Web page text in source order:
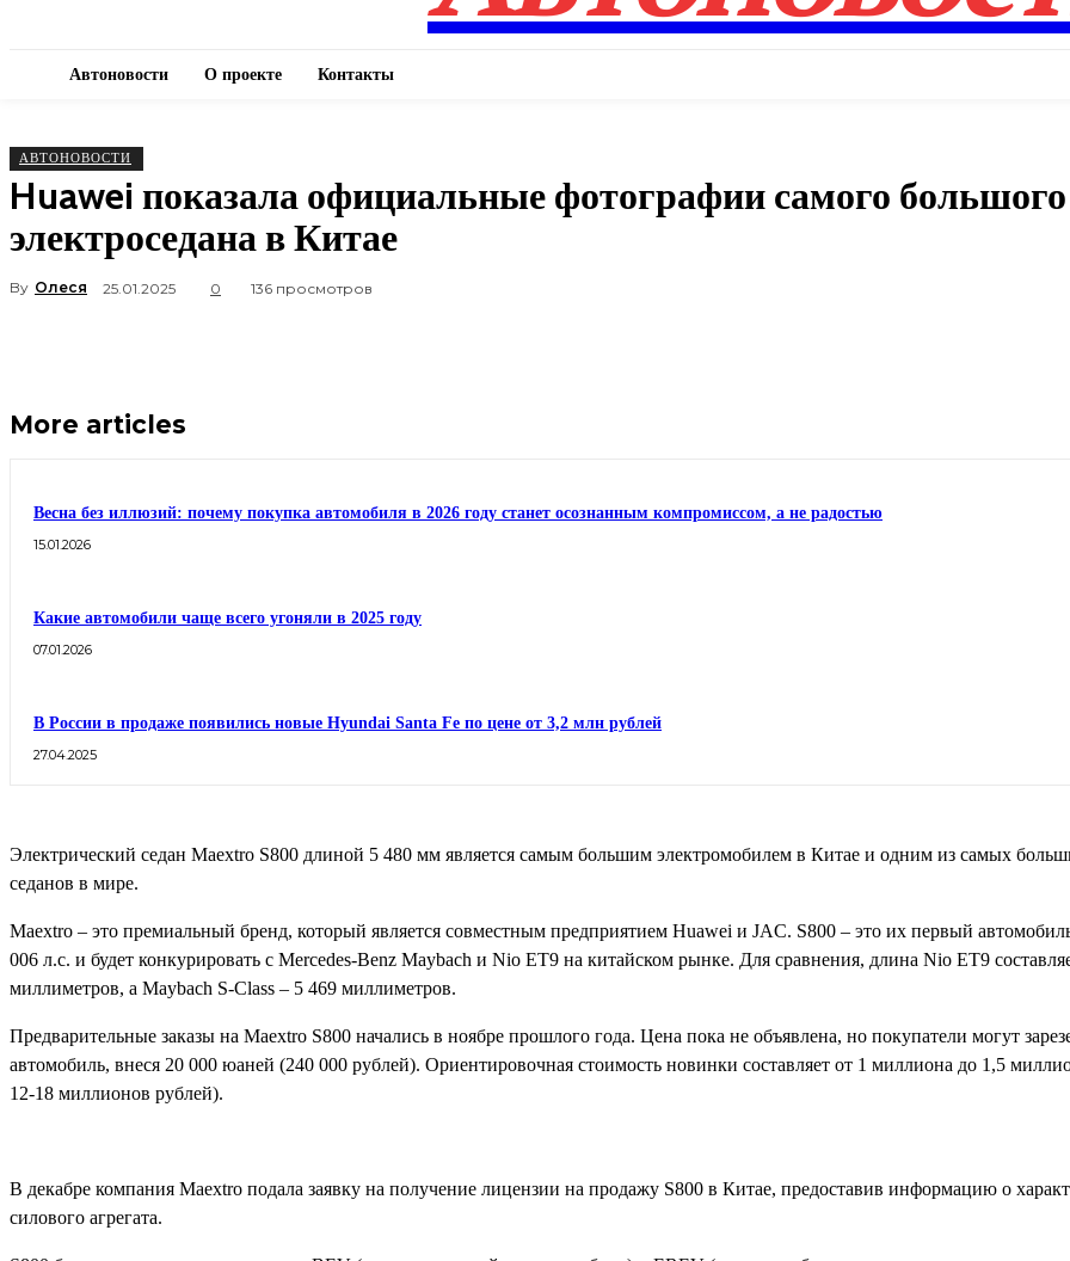
Автоновости О проекте Контакты
АВТОНОВОСТИ
Huawei показала официальные фотографии самого большого
электроседана в Китае
By Олеся 25.01.2025 0 136 просмотров
More articles
Весна без иллюзий: почему покупка автомобиля в 2026 году станет осознанным компромиссом, а не радостью
15.01.2026
Какие автомобили чаще всего угоняли в 2025 году
07.01.2026
В России в продаже появились новые Hyundai Santa Fe по цене от 3,2 млн рублей
27.04.2025
Электрический седан Maextro S800 длиной 5 480 мм является самым большим электромобилем в Китае и одним из самых
седанов в мире.
Maextro – это премиальный бренд, который является совместным предприятием Huawei и JAC. S800 – это их первый
006 л.с. и будет конкурировать с Mercedes-Benz Maybach и Nio ET9 на китайском рынке. Для сравнения, длина Nio ET9
миллиметров, а Maybach S-Class – 5 469 миллиметров.
Предварительные заказы на Maextro S800 начались в ноябре прошлого года. Цена пока не объявлена, но покупатели могут
автомобиль, внеся 20 000 юаней (240 000 рублей). Ориентировочная стоимость новинки составляет от 1 миллиона до 1,5
12-18 миллионов рублей).
В декабре компания Maextro подала заявку на получение лицензии на продажу S800 в Китае, предоставив информацию о
силового агрегата.